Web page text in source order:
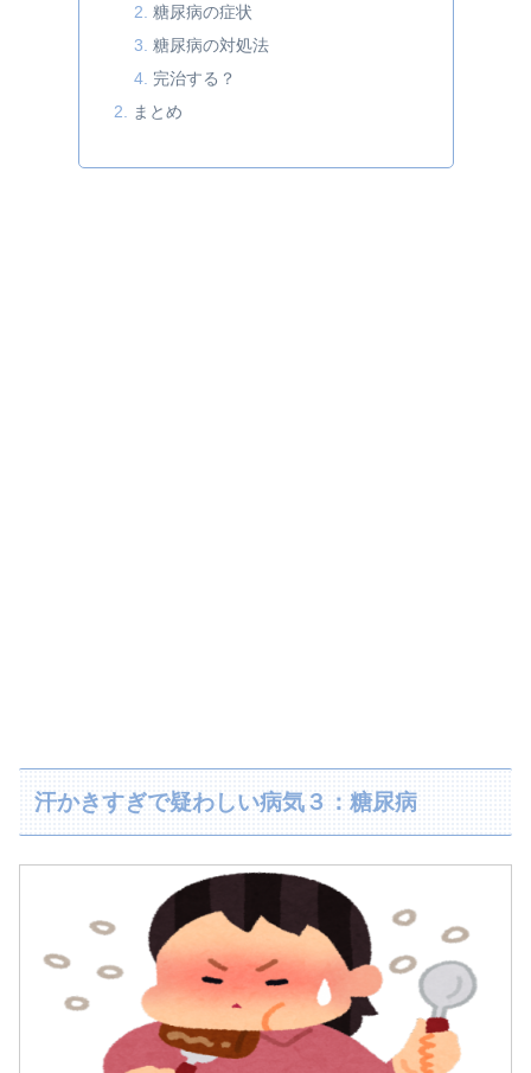
糖尿病の症状
糖尿病の対処法
完治する？
まとめ
汗かきすぎで疑わしい病気３：糖尿病